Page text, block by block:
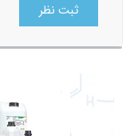
ثبت نظر